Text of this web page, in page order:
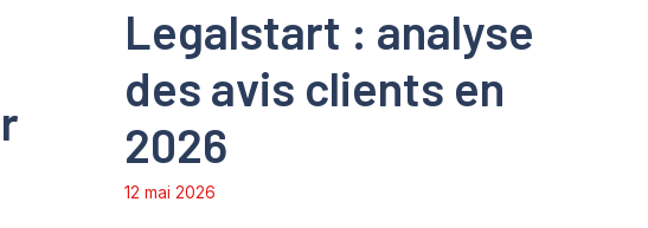
Legalstart : analyse
des avis clients en
2026
12 mai 2026